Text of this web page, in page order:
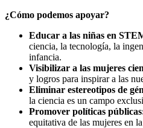
¿Cómo podemos apoyar?
Educar a las niñas en
ciencia, la tecnología, la
infancia.
Visibilizar a las mujeres
y logros para inspirar a las
Eliminar estereotipos de
la ciencia es un campo
Promover políticas
equitativa de las mujeres en